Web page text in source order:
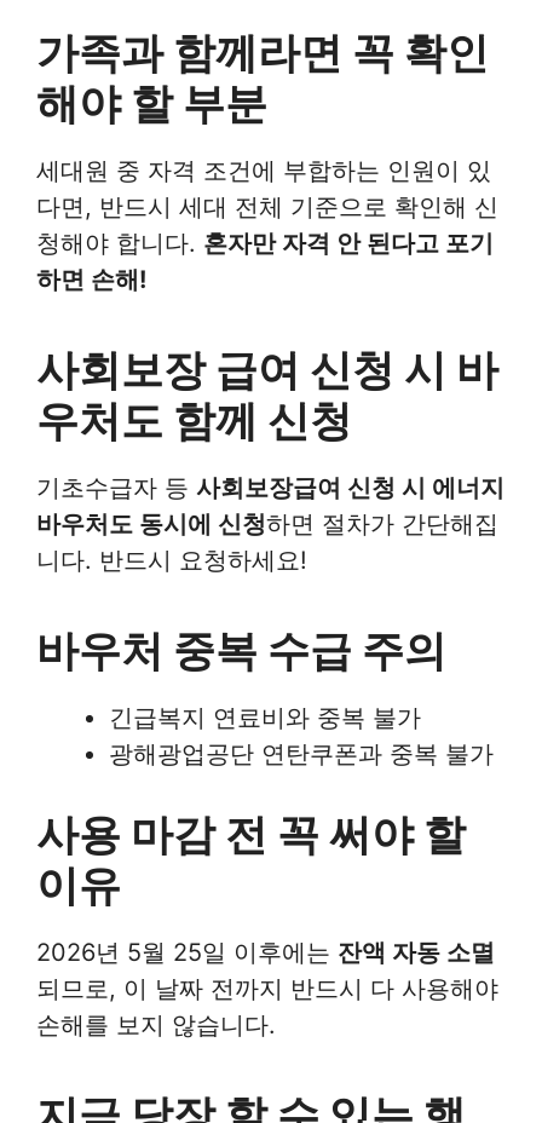
가족과 함께라면 꼭 확인
해야 할 부분
세대원 중 자격 조건에 부합하는 인원이 있
다면, 반드시 세대 전체 기준으로 확인해 신
청해야 합니다. 혼자만 자격 안 된다고 포기
하면 손해!
사회보장 급여 신청 시 바
우처도 함께 신청
기초수급자 등 사회보장급여 신청 시 에너지
바우처도 동시에 신청하면 절차가 간단해집
니다. 반드시 요청하세요!
바우처 중복 수급 주의
긴급복지 연료비와 중복 불가
광해광업공단 연탄쿠폰과 중복 불가
사용 마감 전 꼭 써야 할
이유
2026년 5월 25일 이후에는 잔액 자동 소멸
되므로, 이 날짜 전까지 반드시 다 사용해야
손해를 보지 않습니다.